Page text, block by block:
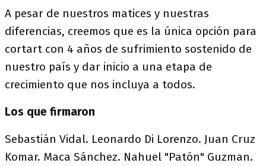
A pesar de nuestros matices y nuestras
diferencias, creemos que es la única opción para
cortart con 4 años de sufrimiento sostenido de
nuestro país y dar inicio a una etapa de
crecimiento que nos incluya a todos.
Los que firmaron
Sebastián Vidal. Leonardo Di Lorenzo. Juan Cruz
Komar. Maca Sánchez. Nahuel "Patón" Guzman.